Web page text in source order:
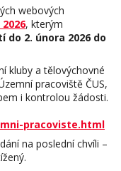
webových
, kterým
2. února 2026 do
kluby a tělovýchovné
pracoviště ČUS,
i kontrolou žádosti.
pracoviste.html
na poslední chvíli –